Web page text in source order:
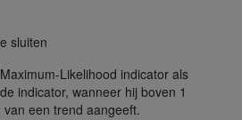
sluiten
Likelihood indicator als
indicator, wanneer hij boven 1
een trend aangeeft.